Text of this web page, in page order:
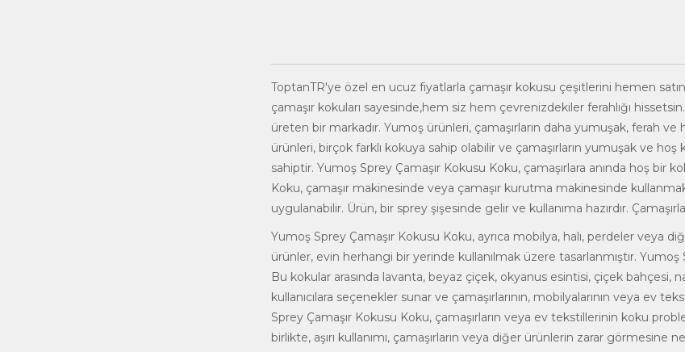
ToptanTR'ye özel en ucuz fiyatlarla çamaşır kokusu çeşitlerini hemen satın
çamaşır kokuları sayesinde,hem siz hem çevrenizdekiler ferahlığı
üreten bir markadır. Yumoş ürünleri, çamaşırların daha yumuşak, ferah ve
ürünleri, birçok farklı kokuya sahip olabilir ve çamaşırların yumuşak ve
sahiptir. Yumoş Sprey Çamaşır Kokusu Koku, çamaşırlara anında hoş bir
Koku, çamaşır makinesinde veya çamaşır kurutma makinesinde
uygulanabilir. Ürün, bir sprey şişesinde gelir ve kullanıma hazırdır.
Yumoş Sprey Çamaşır Kokusu Koku, ayrıca mobilya, halı, perdeler veya
ürünler, evin herhangi bir yerinde kullanılmak üzere tasarlanmıştır.
Bu kokular arasında lavanta, beyaz çiçek, okyanus esintisi, çiçek bahçesi,
kullanıcılara seçenekler sunar ve çamaşırlarının, mobilyalarının veya
Sprey Çamaşır Kokusu Koku, çamaşırların veya ev tekstillerinin koku
birlikte, aşırı kullanımı, çamaşırların veya diğer ürünlerin zarar